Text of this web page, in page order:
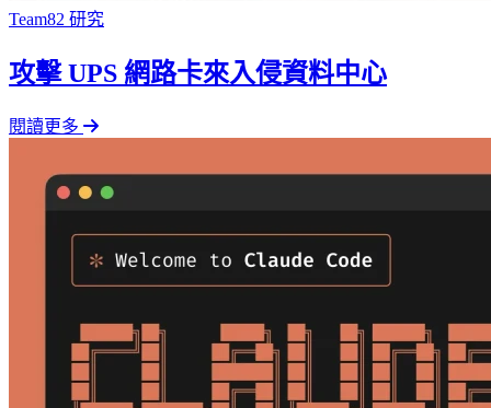
Team82 研究
攻擊 UPS 網路卡來入侵資料中心
閱讀更多